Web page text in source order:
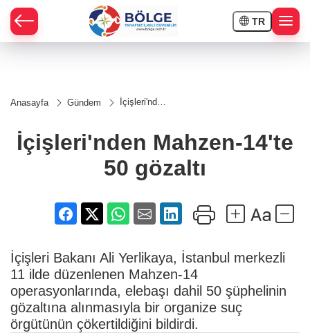
TR
Anasayfa Gündem
İçişleri'nden
İçişleri'nden Mahzen-14'te
50 gözaltı
İçişleri Bakanı Ali Yerlikaya, İstanbul merkezli
11 ilde düzenlenen Mahzen-14
operasyonlarında, elebaşı dahil 50 şüphelinin
gözaltına alınmasıyla bir organize suç
örgütünün çökertildiğini bildirdi.